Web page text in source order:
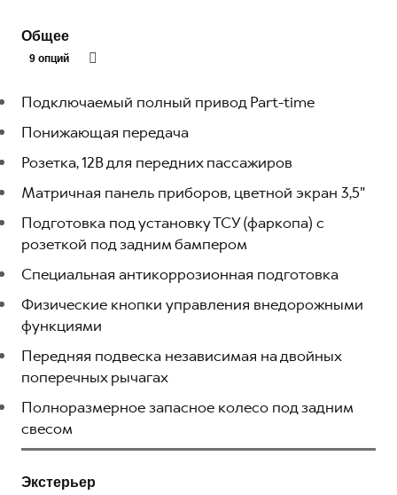
Общее
9 опций
Подключаемый полный привод Part-time
Понижающая передача
Розетка, 12В для передних пассажиров
Матричная панель приборов, цветной экран 3,5"
Подготовка под установку ТСУ (фаркопа) c
розеткой под задним бампером
Специальная антикоррозионная подготовка
Физические кнопки управления внедорожными
функциями
Передняя подвеска независимая на двойных
поперечных рычагах
Полноразмерное запасное колесо под задним
свесом
Экстерьер